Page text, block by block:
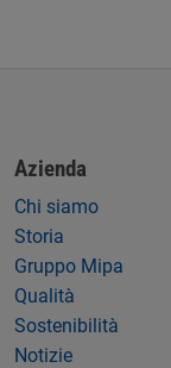
Azienda
Chi siamo
Storia
Gruppo Mipa
Qualità
Sostenibilità
Notizie